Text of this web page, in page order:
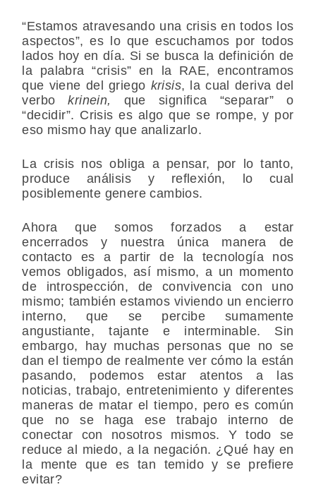
“Estamos atravesando una crisis en todos los
aspectos”, es lo que escuchamos por todos
lados hoy en día. Si se busca la definición de
la palabra “crisis” en la RAE, encontramos
que viene del griego krisis, la cual deriva del
verbokrinein, que significa “separar” o
“decidir”. Crisis es algo que se rompe, y por
eso mismo hay que analizarlo.
La crisis nos obliga a pensar, por lo tanto,
produce análisis y reflexión, lo cual
posiblemente genere cambios.
Ahora que somos forzados a estar
encerrados y nuestra única manera de
contacto es a partir de la tecnología nos
vemos obligados, así mismo, a un momento
de introspección, de convivencia con uno
mismo; también estamos viviendo un encierro
interno, que se percibe sumamente
angustiante, tajante e interminable. Sin
embargo, hay muchas personas que no se
dan el tiempo de realmente ver cómo la están
pasando, podemos estar atentos a las
noticias, trabajo, entretenimiento y diferentes
maneras de matar el tiempo, pero es común
que no se haga ese trabajo interno de
conectar con nosotros mismos. Y todo se
reduce al miedo, a la negación. ¿Qué hay en
la mente que es tan temido y se prefiere
evitar?